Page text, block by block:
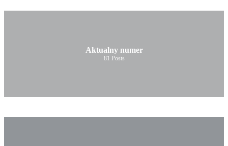
Aktualny numer
81 Posts